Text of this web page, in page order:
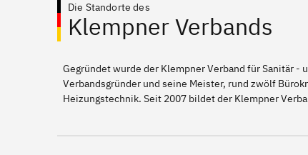
Die Standorte des
Klempner Verbands
Gegründet wurde der Klempner Verband für Sanitär
Verbandsgründer und seine Meister, rund zwölf
Heizungstechnik. Seit 2007 bildet der Klempner